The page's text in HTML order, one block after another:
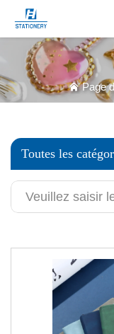
Produits
Solutions
Ressources
Contactez-Nous
Page
Toutes les